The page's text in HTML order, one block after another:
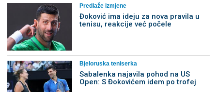
Predlaže izmjene
Đoković ima ideju za nova pravila u
tenisu, reakcije već počele
Bjeloruska teniserka
Sabalenka najavila pohod na US
Open: S Đokovićem idem po trofej